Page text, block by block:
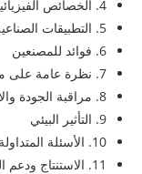
4. الخصائص الفيزيائية والكيميائية الرئيسية
5. التطبيقات الصناعية
6. فوائد للمصنعين
7. نظرة عامة على مقارنة المواد
8. مراقبة الجودة والاستقرار
9. التأثير البيئي
10. الأسئلة المتداولة
11. الاستنتاج ودعم العرض